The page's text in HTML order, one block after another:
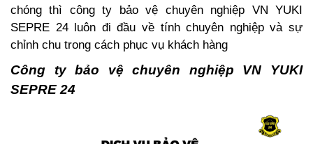
chóng thì công ty bảo vệ chuyên nghiệp VN YUKI
SEPRE 24 luôn đi đầu về tính chuyên nghiệp và sự
chỉnh chu trong cách phục vụ khách hàng
Công ty bảo vệ chuyên nghiệp VN YUKI
SEPRE 24